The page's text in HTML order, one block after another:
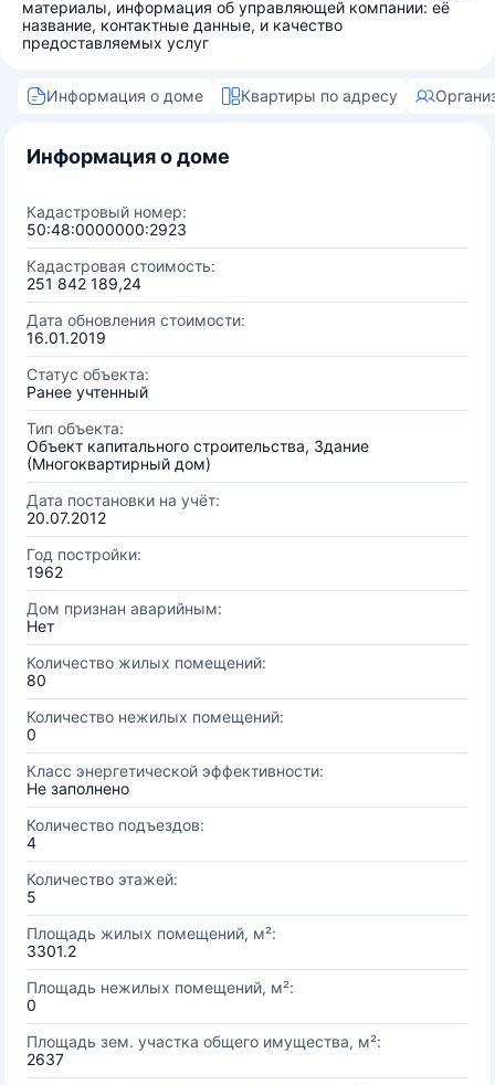
материалы, информация об управляющей компании: её
название, контактные данные, и качество
предоставляемых услуг
Информация о доме Квартиры по адресу
Информация о доме
Кадастровый номер:
50:48:0000000:2923
Кадастровая стоимость:
251 842 189,24
Дата обновления стоимости:
16.01.2019
Статус объекта:
Ранее учтенный
Тип объекта:
Объект капитального строительства, Здание
(Многоквартирный дом)
Дата постановки на учёт:
20.07.2012
Год постройки:
1962
Дом признан аварийным:
Нет
Количество жилых помещений:
80
Количество нежилых помещений:
0
Класс энергетической эффективности:
Не заполнено
Количество подъездов:
4
Количество этажей:
5
Площадь жилых помещений, м²:
3301.2
Площадь нежилых помещений, м²:
0
Площадь зем. участка общего имущества, м²:
2637